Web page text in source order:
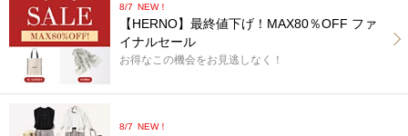
8/7 NEW！
【HERNO】最終値下げ！MAX80％OFF ファ
イナルセール
お得なこの機会をお見逃しなく！
8/7 NEW！